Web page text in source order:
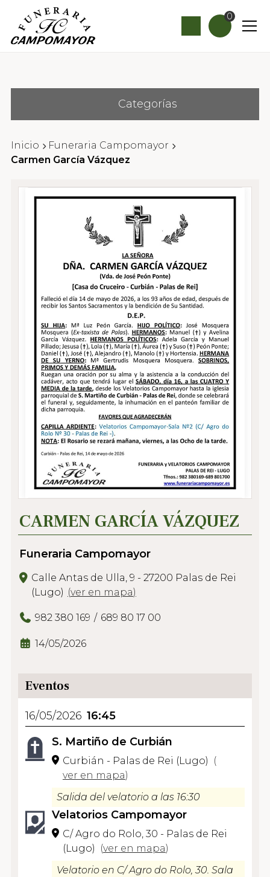
0
Categorías
Inicio
Funeraria Campomayor
Carmen García Vázquez
CARMEN GARCÍA VÁZQUEZ
Funeraria Campomayor
Calle Antas de Ulla, 9 - 27200 Palas de Rei
(Lugo) (ver en mapa)
982 380 169 689 80 17 00
14/05/2026
Eventos
16/05/2026 16:45
S. Martiño de Curbián
Curbián - Palas de Rei (Lugo)
(
ver en mapa)
Salida del velatorio a las 16:30
Velatorios Campomayor
C/ Agro do Rolo, 30 - Palas de Rei
(Lugo)
(ver en mapa)
Velatorio en C/ Agro do Rolo, 30. Sala